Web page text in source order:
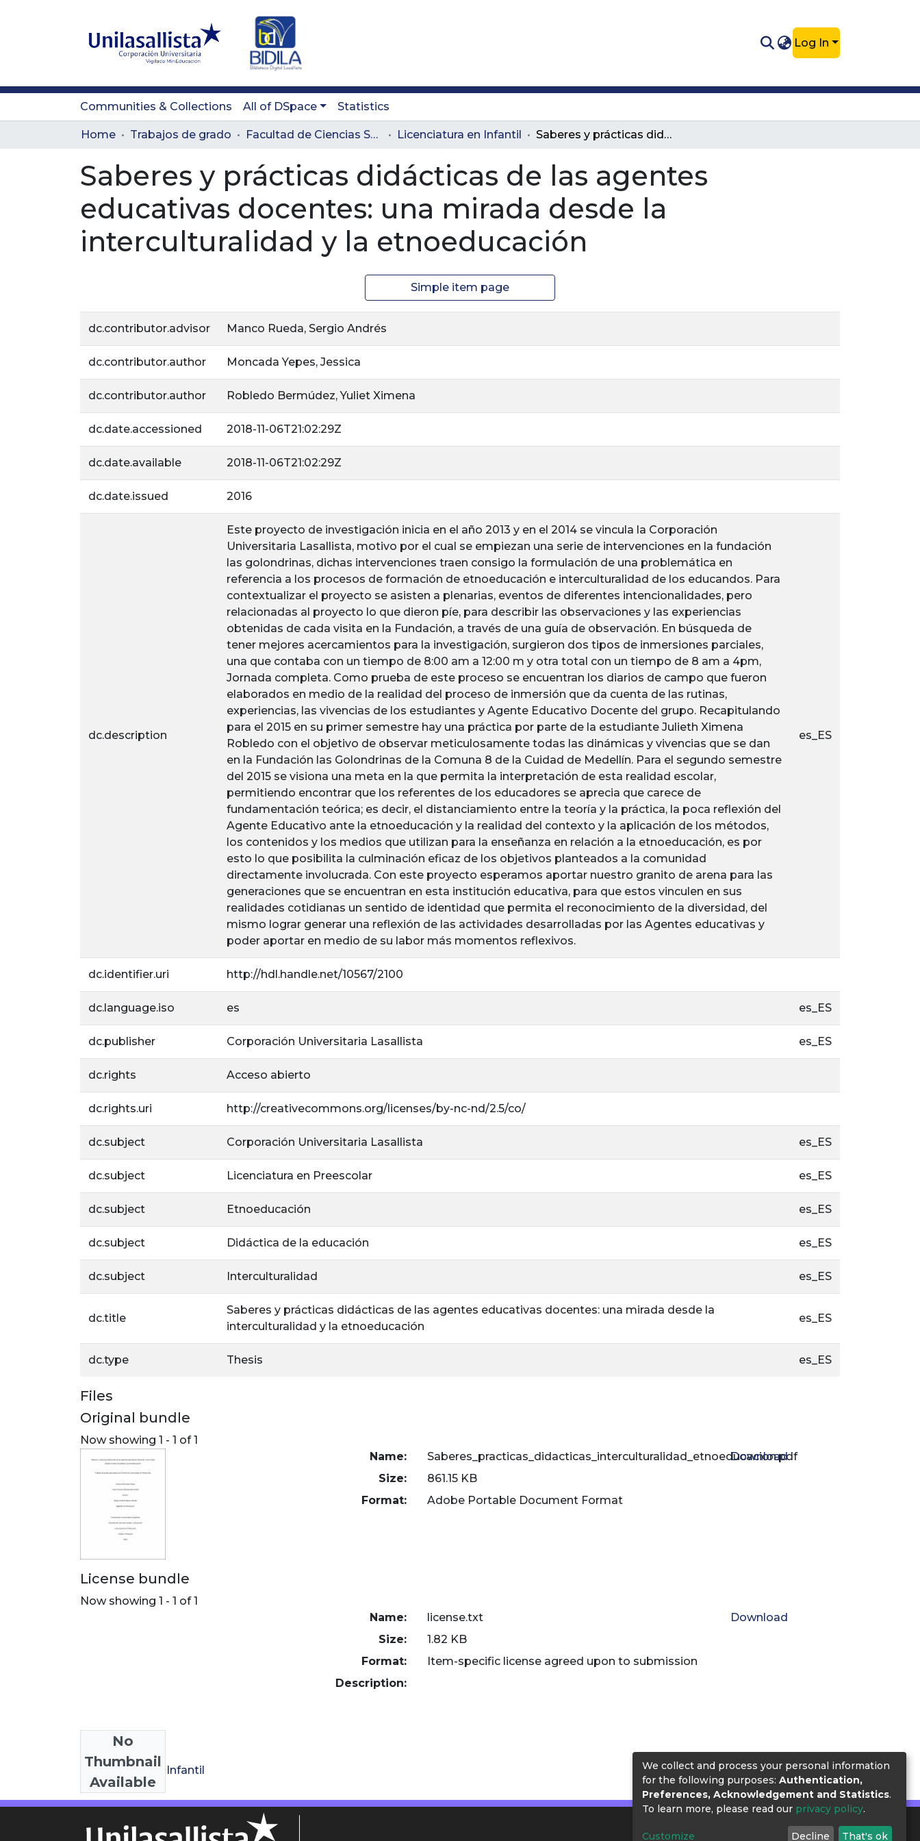
Log In
Communities & Collections All of DSpace Statistics
Home Trabajos de grado Facultad de Ciencias Sociales y Educación Licenciatura en Infantil Saberes y prácticas didácticas de las agentes educativas docentes: una mirada desde la interculturalidad y la etnoeducación
Saberes y prácticas didácticas de las agentes
educativas docentes: una mirada desde la
interculturalidad y la etnoeducación
Simple item page
dc.contributor.advisor Manco Rueda, Sergio Andrés
dc.contributor.author Moncada Yepes, Jessica
dc.contributor.author Robledo Bermúdez, Yuliet Ximena
dc.date.accessioned 2018-11-06T21:02:29Z
dc.date.available 2018-11-06T21:02:29Z
dc.date.issued 2016
dc.description
Este proyecto de investigación inicia en el año 2013 y en el 2014 se vincula la Corporación
Universitaria Lasallista, motivo por el cual se empiezan una serie de intervenciones en la fundación
las golondrinas, dichas intervenciones traen consigo la formulación de una problemática en
referencia a los procesos de formación de etnoeducación e interculturalidad de los educandos. Para
contextualizar el proyecto se asisten a plenarias, eventos de diferentes intencionalidades, pero
relacionadas al proyecto lo que dieron píe, para describir las observaciones y las experiencias
obtenidas de cada visita en la Fundación, a través de una guía de observación. En búsqueda de
tener mejores acercamientos para la investigación, surgieron dos tipos de inmersiones parciales,
una que contaba con un tiempo de 8:00 am a 12:00 m y otra total con un tiempo de 8 am a 4pm,
Jornada completa. Como prueba de este proceso se encuentran los diarios de campo que fueron
elaborados en medio de la realidad del proceso de inmersión que da cuenta de las rutinas,
experiencias, las vivencias de los estudiantes y Agente Educativo Docente del grupo. Recapitulando
para el 2015 en su primer semestre hay una práctica por parte de la estudiante Julieth Ximena
Robledo con el objetivo de observar meticulosamente todas las dinámicas y vivencias que se dan
en la Fundación las Golondrinas de la Comuna 8 de la Cuidad de Medellín. Para el segundo semestre
del 2015 se visiona una meta en la que permita la interpretación de esta realidad escolar,
permitiendo encontrar que los referentes de los educadores se aprecia que carece de
fundamentación teórica; es decir, el distanciamiento entre la teoría y la práctica, la poca reflexión del
Agente Educativo ante la etnoeducación y la realidad del contexto y la aplicación de los métodos,
los contenidos y los medios que utilizan para la enseñanza en relación a la etnoeducación, es por
esto lo que posibilita la culminación eficaz de los objetivos planteados a la comunidad
directamente involucrada. Con este proyecto esperamos aportar nuestro granito de arena para las
generaciones que se encuentran en esta institución educativa, para que estos vinculen en sus
realidades cotidianas un sentido de identidad que permita el reconocimiento de la diversidad, del
mismo lograr generar una reflexión de las actividades desarrolladas por las Agentes educativas y
poder aportar en medio de su labor más momentos reflexivos.
es_ES
dc.identifier.uri http://hdl.handle.net/10567/2100
dc.language.iso es es_ES
dc.publisher Corporación Universitaria Lasallista es_ES
dc.rights Acceso abierto
dc.rights.uri http://creativecommons.org/licenses/by-nc-nd/2.5/co/
dc.subject Corporación Universitaria Lasallista es_ES
dc.subject Licenciatura en Preescolar es_ES
dc.subject Etnoeducación es_ES
dc.subject Didáctica de la educación es_ES
dc.subject Interculturalidad es_ES
dc.title
Saberes y prácticas didácticas de las agentes educativas docentes: una mirada desde la
interculturalidad y la etnoeducación
es_ES
dc.type Thesis es_ES
Files
Original bundle
Now showing 1 - 1 of 1
Name:
Saberes_practicas_didacticas_interculturalidad_etnoeducacion.pdf
Size:
861.15 KB
Format:
Adobe Portable Document Format
Download
License bundle
Now showing 1 - 1 of 1
No
Thumbnail
Available
Name:
license.txt
Size:
1.82 KB
Format:
Item-specific license agreed upon to submission
Description:
Download
Collections
Licenciatura en Infantil
We collect and process your personal information
for the following purposes: Authentication,
Preferences, Acknowledgement and Statistics.
To learn more, please read our privacy policy.
Customize Decline That's ok